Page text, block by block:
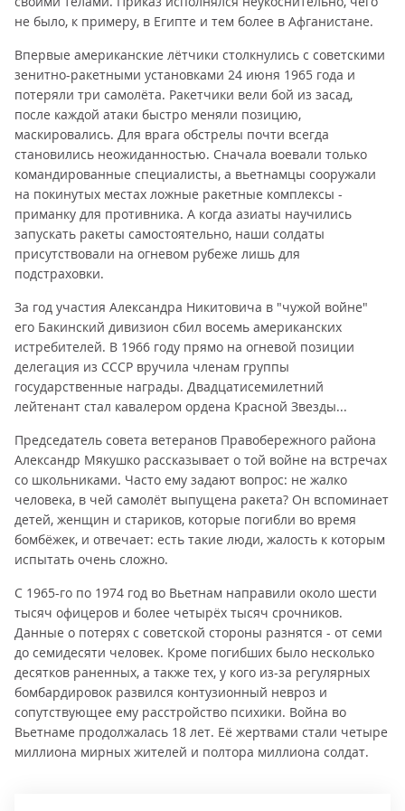
не было, к примеру, в Египте и тем более в Афганистане.
Впервые американские лётчики столкнулись с советскими
зенитно-ракетными установками 24 июня 1965 года и
потеряли три самолёта. Ракетчики вели бой из засад,
после каждой атаки быстро меняли позицию,
маскировались. Для врага обстрелы почти всегда
становились неожиданностью. Сначала воевали только
командированные специалисты, а вьетнамцы сооружали
на покинутых местах ложные ракетные комплексы -
приманку для противника. А когда азиаты научились
запускать ракеты самостоятельно, наши солдаты
присутствовали на огневом рубеже лишь для
подстраховки.
За год участия Александра Никитовича в "чужой войне"
его Бакинский дивизион сбил восемь американских
истребителей. В 1966 году прямо на огневой позиции
делегация из СССР вручила членам группы
государственные награды. Двадцатисемилетний
лейтенант стал кавалером ордена Красной Звезды...
Председатель совета ветеранов Правобережного района
Александр Мякушко рассказывает о той войне на встречах
со школьниками. Часто ему задают вопрос: не жалко
человека, в чей самолёт выпущена ракета? Он вспоминает
детей, женщин и стариков, которые погибли во время
бомбёжек, и отвечает: есть такие люди, жалость к которым
испытать очень сложно.
С 1965-го по 1974 год во Вьетнам направили около шести
тысяч офицеров и более четырёх тысяч срочников.
Данные о потерях с советской стороны разнятся - от семи
до семидесяти человек. Кроме погибших было несколько
десятков раненных, а также тех, у кого из-за регулярных
бомбардировок развился контузионный невроз и
сопутствующее ему расстройство психики. Война во
Вьетнаме продолжалась 18 лет. Её жертвами стали четыре
миллиона мирных жителей и полтора миллиона солдат.